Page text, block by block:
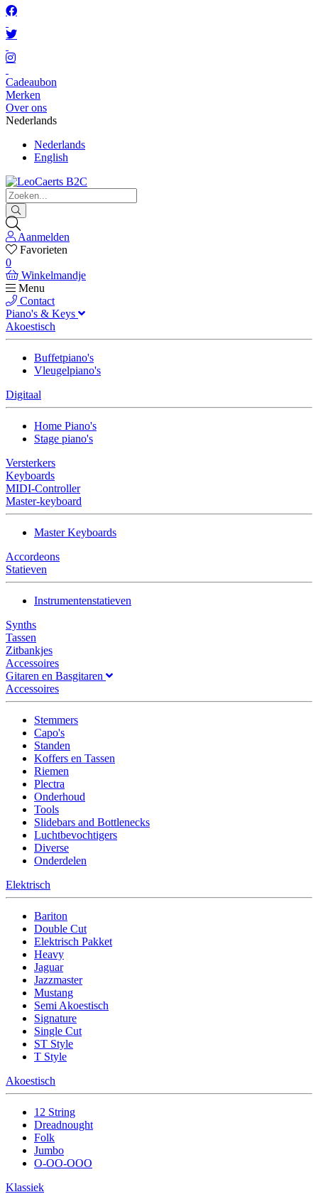
Cadeaubon
Merken
Over ons
Nederlands
Nederlands
English
Aanmelden
Favorieten
0
Winkelmandje
Menu
Contact
Piano's & Keys
Akoestisch
Buffetpiano's
Vleugelpiano's
Digitaal
Home Piano's
Stage piano's
Versterkers
Keyboards
MIDI-Controller
Master-keyboard
Master Keyboards
Accordeons
Statieven
Instrumentenstatieven
Synths
Tassen
Zitbankjes
Accessoires
Gitaren en Basgitaren
Accessoires
Stemmers
Capo's
Standen
Koffers en Tassen
Riemen
Plectra
Onderhoud
Tools
Slidebars and Bottlenecks
Luchtbevochtigers
Diverse
Onderdelen
Elektrisch
Bariton
Double Cut
Elektrisch Pakket
Heavy
Jaguar
Jazzmaster
Mustang
Semi Akoestisch
Signature
Single Cut
ST Style
T Style
Akoestisch
12 String
Dreadnought
Folk
Jumbo
O-OO-OOO
Klassiek